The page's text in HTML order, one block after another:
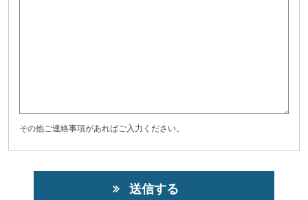
その他ご連絡事項があればご入力ください。